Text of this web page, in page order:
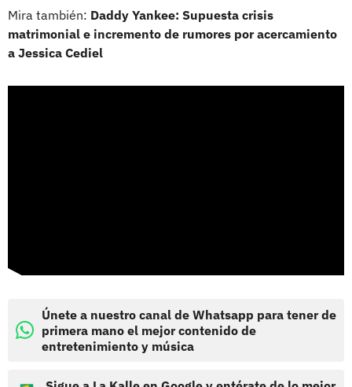
Mira también: Daddy Yankee: Supuesta crisis
matrimonial e incremento de rumores por acercamiento
a Jessica Cediel
Únete a nuestro canal de Whatsapp para tener de
primera mano el mejor contenido de
entretenimiento y música